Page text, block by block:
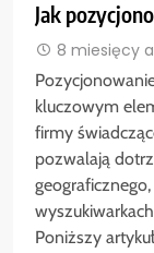
Jak
8 miesięcy
kluczowym
firmy
pozwalają
Poniższy